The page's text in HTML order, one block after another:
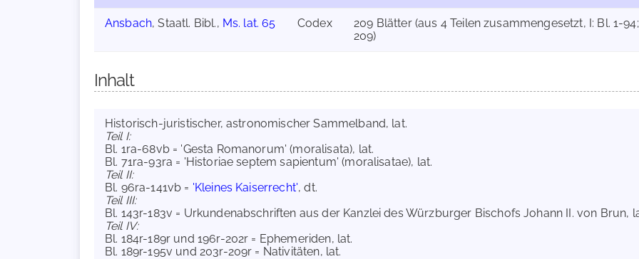
Ansbach, Staatl. Bibl., Ms. lat. 65 Codex
209 Blätter (aus 4 Teilen zusammengesetzt, I: Bl. 1-94;
209)
Inhalt
Historisch-juristischer, astronomischer Sammelband, lat.
Teil I:
Bl. 1ra-68vb = 'Gesta Romanorum' (moralisata), lat.
Bl. 71ra-93ra = 'Historiae septem sapientum' (moralisatae), lat.
Teil II:
Bl. 96ra-141vb = 'Kleines Kaiserrecht', dt.
Teil III:
Bl. 143r-183v = Urkundenabschriften aus der Kanzlei des Würzburger Bischofs Johann II. von Brun,
Teil IV:
Bl. 184r-189r und 196r-202r = Ephemeriden, lat.
Bl. 189r-195v und 203r-209r = Nativitäten, lat.